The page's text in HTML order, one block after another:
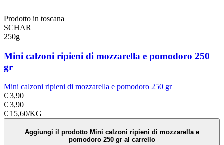
Prodotto in toscana
SCHAR
250g
Mini calzoni ripieni di mozzarella e pomodoro 250
gr
Mini calzoni ripieni di mozzarella e pomodoro 250 gr
€ 3,90
€ 3,90
€ 15,60/KG
Aggiungi il prodotto Mini calzoni ripieni di mozzarella e
pomodoro 250 gr al carrello